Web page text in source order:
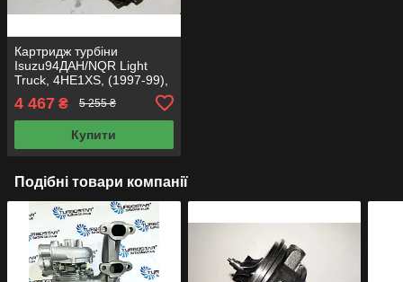
Картридж турбіни
Isuzu94ДАН/NQR Light
Truck, 4HE1XS, (1997-99),
0001,700716-0002
4 467 ₴ 5 255 ₴
Купити
Подібні товари компанії